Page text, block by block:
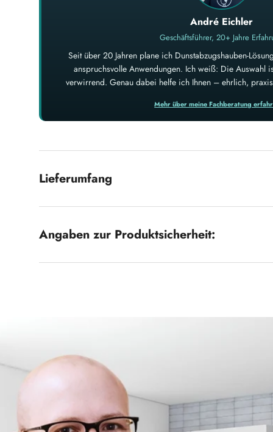
André Eichler
Geschäftsführer, 20+ Jahre
Seit über 20 Jahren plane ich Dunstabzugshauben-
anspruchsvolle Anwendungen. Ich weiß: Die Auswahl
verwirrend. Genau dabei helfe ich Ihnen – ehrlich,
Mehr über meine Fachberatung
Lieferumfang
Angaben zur Produktsicherheit: